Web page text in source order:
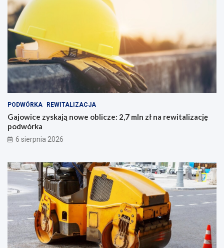
PODWÓRKA REWITALIZACJA
Gajowice zyskają nowe oblicze: 2,7 mln zł na rewitalizację
podwórka
6 sierpnia 2026